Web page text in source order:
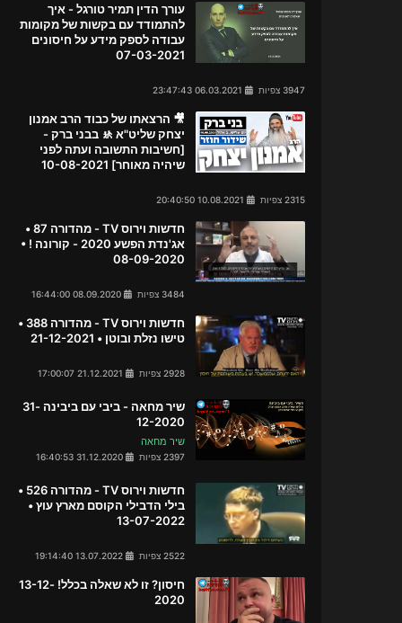
עורך הדין תמיר טורגל - איך
להתמודד עם בקשות של מקומות
עבודה לספק מידע על חיסונים
07-03-2021
3947 צפיות
🎥 הרצאתו של כבוד הרב אמנון
יצחק שליט"א 🚸 בבני ברק -
[חשיבות התשובה ועתה לפני
שיהיה מאוחר] 10-08-2021
2315 צפיות
חדשות וירוס TV - מהדורה 87 •
אג'נדת הפשע 2020 - קורונה ! •
08-09-2020
3484 צפיות
חדשות וירוס TV - מהדורה 388 •
טישו נזלת ובוטן • 21-12-2021
2928 צפיות
שיר מחאה - ביבי עם ביבינה 31-
12-2020
שיר מחאה
2397 צפיות
חדשות וירוס TV - מהדורה 526 •
בילי הדבילי הקוסם מארץ עוץ •
13-07-2022
2522 צפיות
חיסון? זו לא שאלה בכלל! 13-12-
2020